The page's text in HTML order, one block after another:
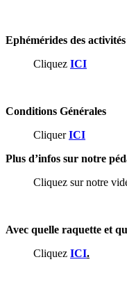
Ephémérides des activités
Cliquez ICI
Conditions Générales
CliquerICI
Plus d’infos sur notre
Cliquez sur notre
Avec quelle raquette et
Cliquez ICI.